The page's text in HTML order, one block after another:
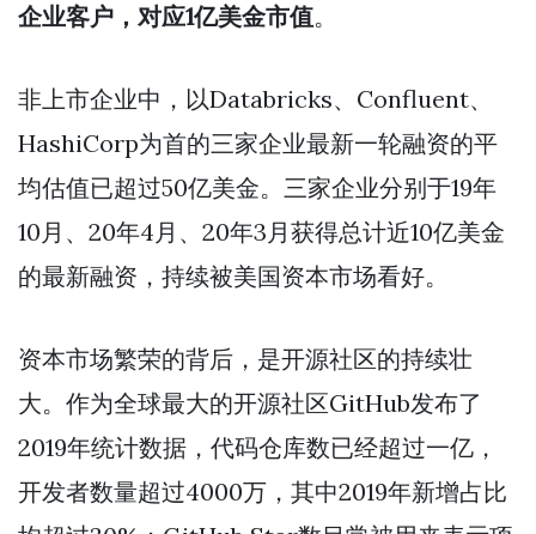
企业客户，对应1亿美金市值。
非上市企业中，以Databricks、Confluent、
HashiCorp为首的三家企业最新一轮融资的平
均估值已超过50亿美金。三家企业分别于19年
10月、20年4月、20年3月获得总计近10亿美金
的最新融资，持续被美国资本市场看好。
资本市场繁荣的背后，是开源社区的持续壮
大。作为全球最大的开源社区GitHub发布了
2019年统计数据，代码仓库数已经超过一亿，
开发者数量超过4000万，其中2019年新增占比